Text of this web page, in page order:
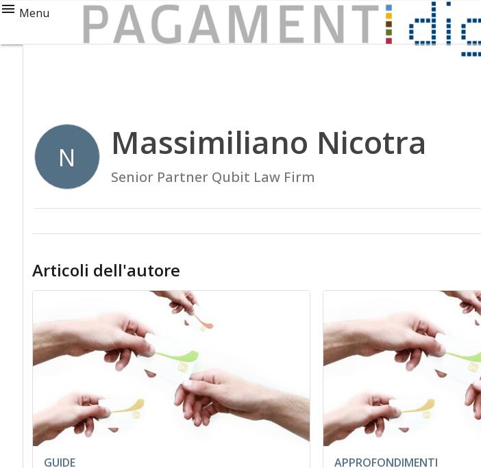
Menu
N Massimiliano Nicotra
Senior Partner Qubit Law Firm
Articoli dell'autore
GUIDE APPROFONDIMENTI